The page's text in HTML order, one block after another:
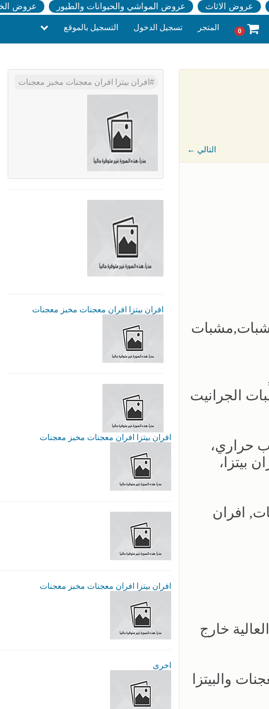
عروض الاثاث عروض المواشي والحيوانات والطيور عروض
0 المتجر تسجيل الدخول التسجيل بالموقع
← التالي
الجرانيت
حراري،
بيتزا،
افران
خارج
والبيتزا
افران بيتزا افران معجنات مخبز معجنات
افران بيتزا افران معجنات مخبز معجنات
افران بيتزا افران معجنات مخبز معجنات
افران بيتزا افران معجنات مخبز معجنات
اخرى